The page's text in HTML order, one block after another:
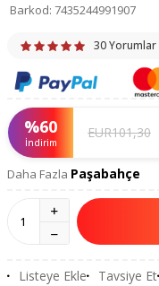
Barkod: 7435244991907
30 Yorumlar
%60
İndirim
EUR101,30
Daha Fazla Paşabahçe
Listeye Ekle Tavsiye Et